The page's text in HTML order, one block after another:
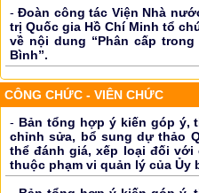
-Đoàn công tác Viện Nhà
trị Quốc gia Hồ Chí Minh tổ
về nội dung “Phân cấp
Bình”.
CÔNG CHỨC - VIÊN CHỨC
- Bản tổng hợp ý kiến góp ý,
chỉnh sửa, bổ sung dự thảo
thể đánh giá, xếp loại đối
thuộc phạm vi quản lý của Ủy